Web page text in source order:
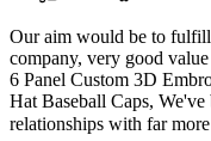
Our aim would be to
company, very good
6 Panel Custom 3D
Hat Baseball Caps,
relationships with far